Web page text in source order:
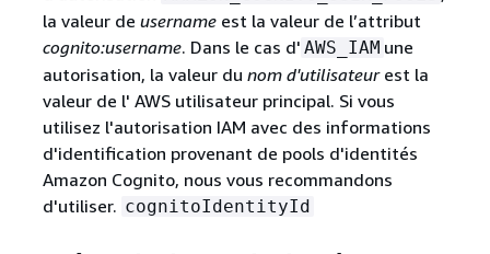
la valeur de usernameest la valeur de l’attribut
cognito:username. Dans le cas d' AWS_IAM une
autorisation, la valeur du nom d'utilisateurest la
valeur de l' AWS utilisateur principal. Si vous
utilisez l'autorisation IAM avec des informations
d'identification provenant de pools d'identités
Amazon Cognito, nous vous recommandons
d'utiliser. cognitoIdentityId